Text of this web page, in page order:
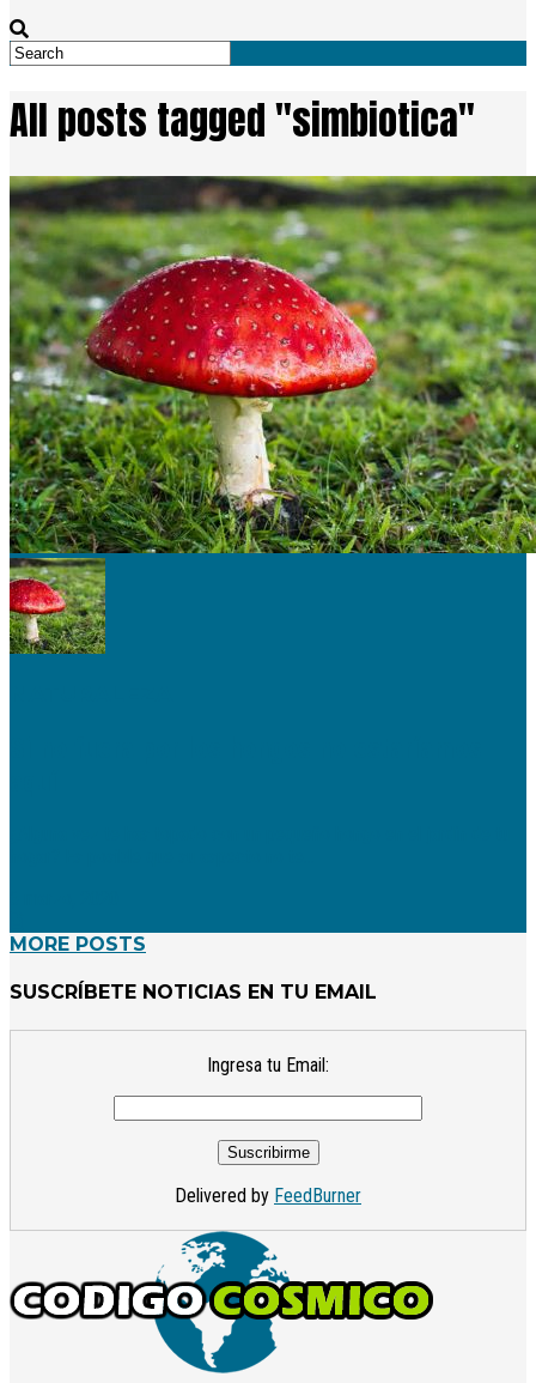
All posts tagged "simbiotica"
MORE POSTS
SUSCRÍBETE NOTICIAS EN TU EMAIL
Ingresa tu Email:
Delivered by FeedBurner